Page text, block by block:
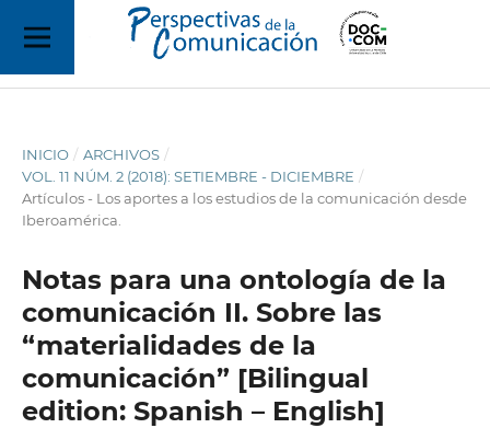
INICIO / ARCHIVOS /
VOL. 11 NÚM. 2 (2018): SETIEMBRE - DICIEMBRE /
Artículos - Los aportes a los estudios de la comunicación desde
Iberoamérica.
Notas para una ontología de la
comunicación II. Sobre las
“materialidades de la
comunicación” [Bilingual
edition: Spanish – English]